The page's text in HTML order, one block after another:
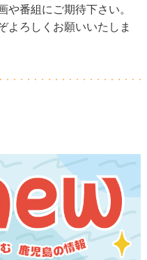
番組にご期待下さい。
よろしくお願いいたしま